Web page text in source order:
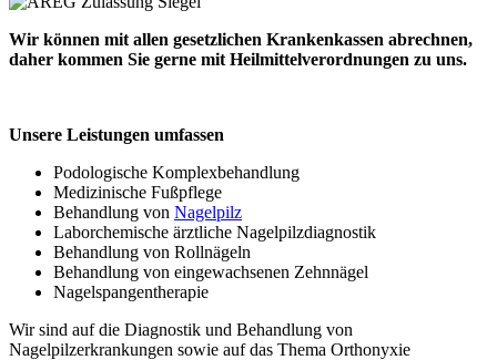
Wir können mit allen gesetzlichen Krankenkassen abrechnen,
daher kommen Sie gerne mit Heilmittelverordnungen zu uns.
Unsere Leistungen umfassen
Podologische Komplexbehandlung
Medizinische Fußpflege
Behandlung von Nagelpilz
Laborchemische ärztliche Nagelpilzdiagnostik
Behandlung von Rollnägeln
Behandlung von eingewachsenen Zehnnägel
Nagelspangentherapie
Wir sind auf die Diagnostik und Behandlung von
Nagelpilzerkrankungen sowie auf das Thema Orthonyxie